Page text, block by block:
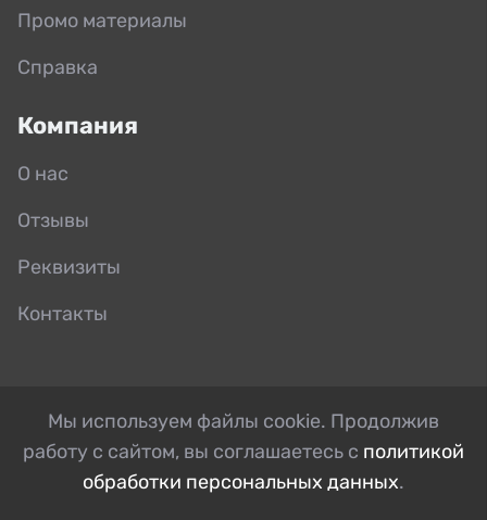
Промо материалы
Справка
Компания
О нас
Отзывы
Реквизиты
Контакты
Мы используем файлы cookie. Продолжив
работу с сайтом, вы соглашаетесь с политикой
обработки персональных данных.